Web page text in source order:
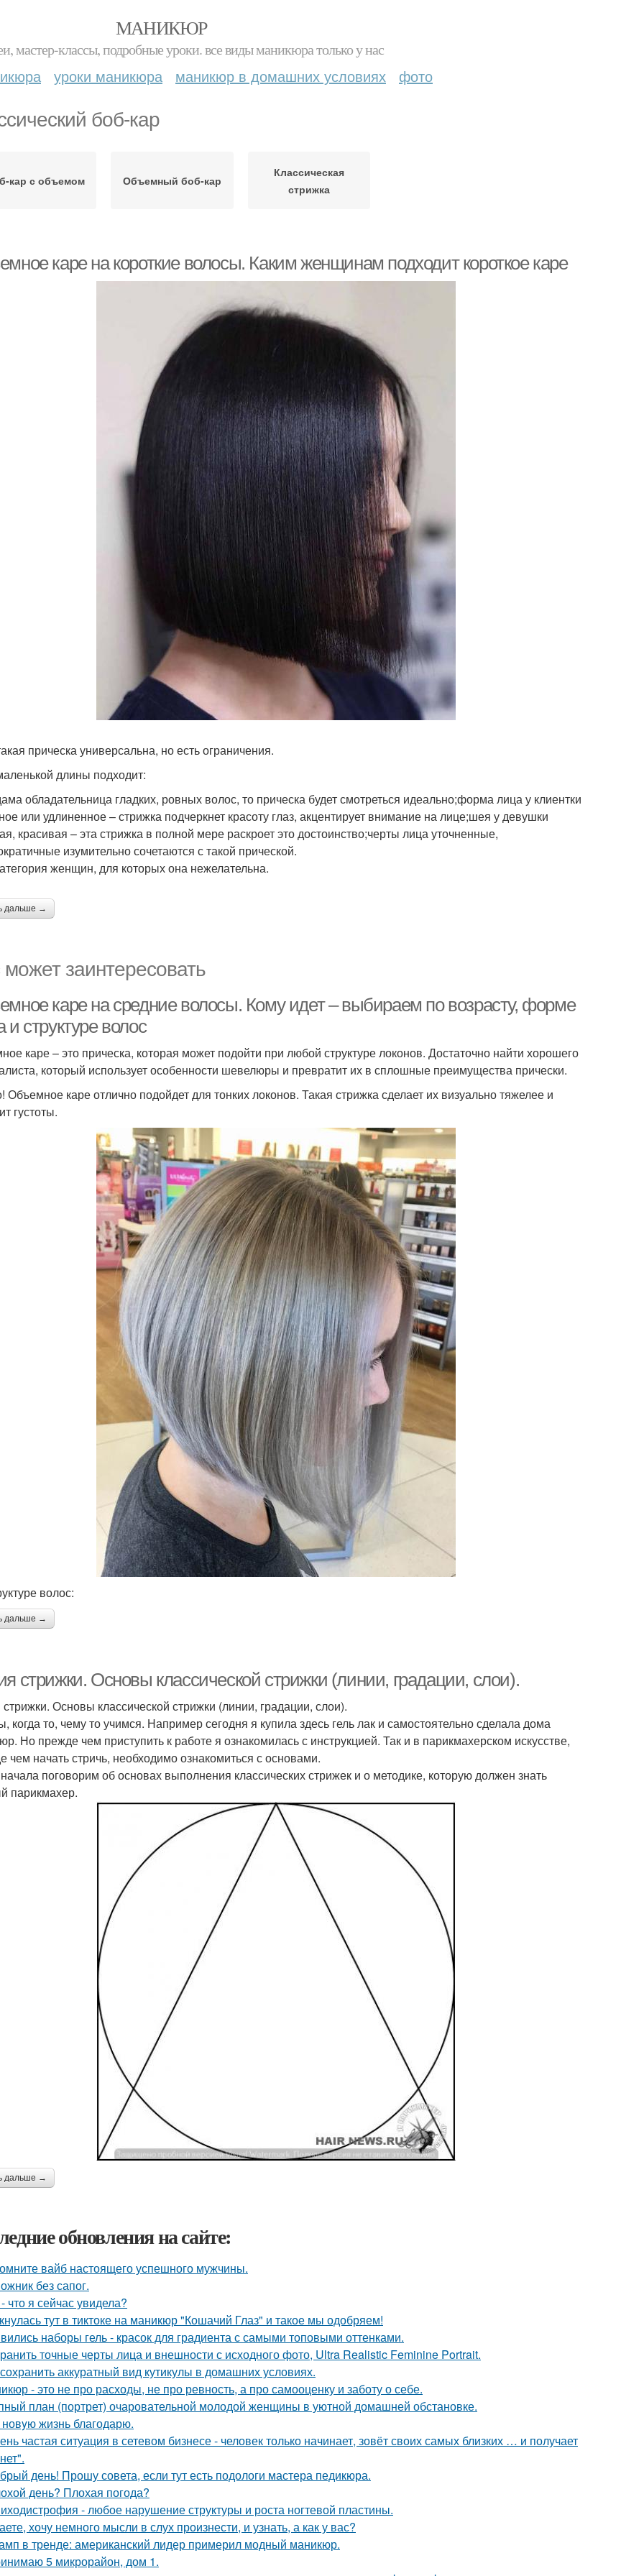
МАНИКЮР
мастер-классы, подробные уроки. все виды маникюра только у нас
уроки маникюра маникюр в домашних условиях фото
боб-кар
кар с объемом Объемный боб-кар
Классическая
стрижка
каре на короткие волосы. Каким женщинам подходит короткое каре
прическа универсальна, но есть ограничения.
длины подходит:
обладательница гладких, ровных волос, то прическа будет смотреться идеально;форма лица у клиентки
или удлиненное – стрижка подчеркнет красоту глаз, акцентирует внимание на лице;шея у девушки
красивая – эта стрижка в полной мере раскроет это достоинство;черты лица уточненные,
изумительно сочетаются с такой прической.
женщин, для которых она нежелательна.
дальше →
заинтересовать
каре на средние волосы. Кому идет – выбираем по возрасту, форме
и структуре волос
каре – это прическа, которая может подойти при любой структуре локонов. Достаточно найти хорошего
который использует особенности шевелюры и превратит их в сплошные преимущества прически.
Объемное каре отлично подойдет для тонких локонов. Такая стрижка сделает их визуально тяжелее и
густоты.
волос:
дальше →
стрижки. Основы классической стрижки (линии, градации, слои).
Основы классической стрижки (линии, градации, слои).
когда то, чему то учимся. Например сегодня я купила здесь гель лак и самостоятельно сделала дома
Но прежде чем приступить к работе я ознакомилась с инструкцией. Так и в парикмахерском искусстве,
чем начать стричь, необходимо ознакомиться с основами.
поговорим об основах выполнения классических стрижек и о методике, которую должен знать
парикмахер.
дальше →
обновления на сайте:
вайб настоящего успешного мужчины.
без сапог.
что я сейчас увидела?
тут в тиктоке на маникюр "Кошачий Глаз" и такое мы одобряем!
наборы гель - красок для градиента с самыми топовыми оттенками.
точные черты лица и внешности с исходного фото, Ultra Realistic Feminine Portrait.
аккуратный вид кутикулы в домашних условиях.
- это не про расходы, не про ревность, а про самооценку и заботу о себе.
план (портрет) очаровательной молодой женщины в уютной домашней обстановке.
жизнь благодарю.
частая ситуация в сетевом бизнесе - человек только начинает, зовёт своих самых близких … и получает
день! Прошу совета, если тут есть подологи мастера педикюра.
день? Плохая погода?
- любое нарушение структуры и роста ногтевой пластины.
хочу немного мысли в слух произнести, и узнать, а как у вас?
в тренде: американский лидер примерил модный маникюр.
5 микрорайон, дом 1.